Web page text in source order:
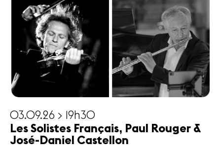
03.09.26 > 19h30
Les Solistes Français, Paul Rouger &
José-Daniel Castellon